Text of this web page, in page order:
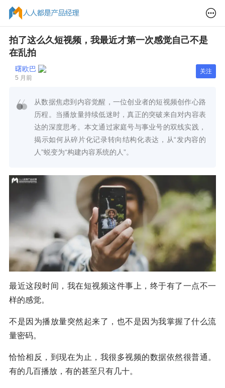
拍了这么久短视频，我最近才第一次感觉自己不是
在乱拍
曙欧巴
5 月前
关注
从数据焦虑到内容觉醒，一位创业者的短视频创作心路
历程。当播放量持续低迷时，真正的突破来自对内容表
达的深度思考。本文通过家庭号与事业号的双线实践，
揭示如何从碎片化记录转向结构化表达，从“发内容的
人”蜕变为“构建内容系统的人”。
最近这段时间，我在短视频这件事上，终于有了一点不一
样的感觉。
不是因为播放量突然起来了，也不是因为我掌握了什么流
量密码。
恰恰相反，到现在为止，我很多视频的数据依然很普通。
有的几百播放，有的甚至只有几十。